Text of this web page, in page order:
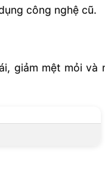
công nghệ cũ.
giảm mệt mỏi và